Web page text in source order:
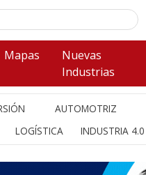
Mapas
Nuevas
Industrias
AUTOMOTRIZ
LOGÍSTICA INDUSTRIA 4.0